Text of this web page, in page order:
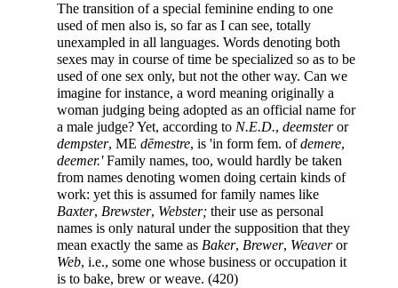
The transition of a special feminine ending to one
used of men also is, so far as I can see, totally
unexampled in all languages. Words denoting both
sexes may in course of time be specialized so as to be
used of one sex only, but not the other way. Can we
imagine for instance, a word meaning originally a
woman judging being adopted as an official name for
a male judge? Yet, according to N.E.D., deemsteror
dempster, ME dēmestre, is 'in form fem. ofdemere,
deemer.'Family names, too, would hardly be taken
from names denoting women doing certain kinds of
work: yet this is assumed for family names like
Baxter, Brewster, Webster; their use as personal
names is only natural under the supposition that they
mean exactly the same as Baker, Brewer, Weaveror
Web, i.e., some one whose business or occupation it
is to bake, brew or weave. (420)